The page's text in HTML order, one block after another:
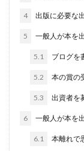
4 出版に必要な
5 一般人が本を
5.1 ブログを
5.2 本の賞の
5.3 出資者を
6 一般人が本を
6.1 本離れで